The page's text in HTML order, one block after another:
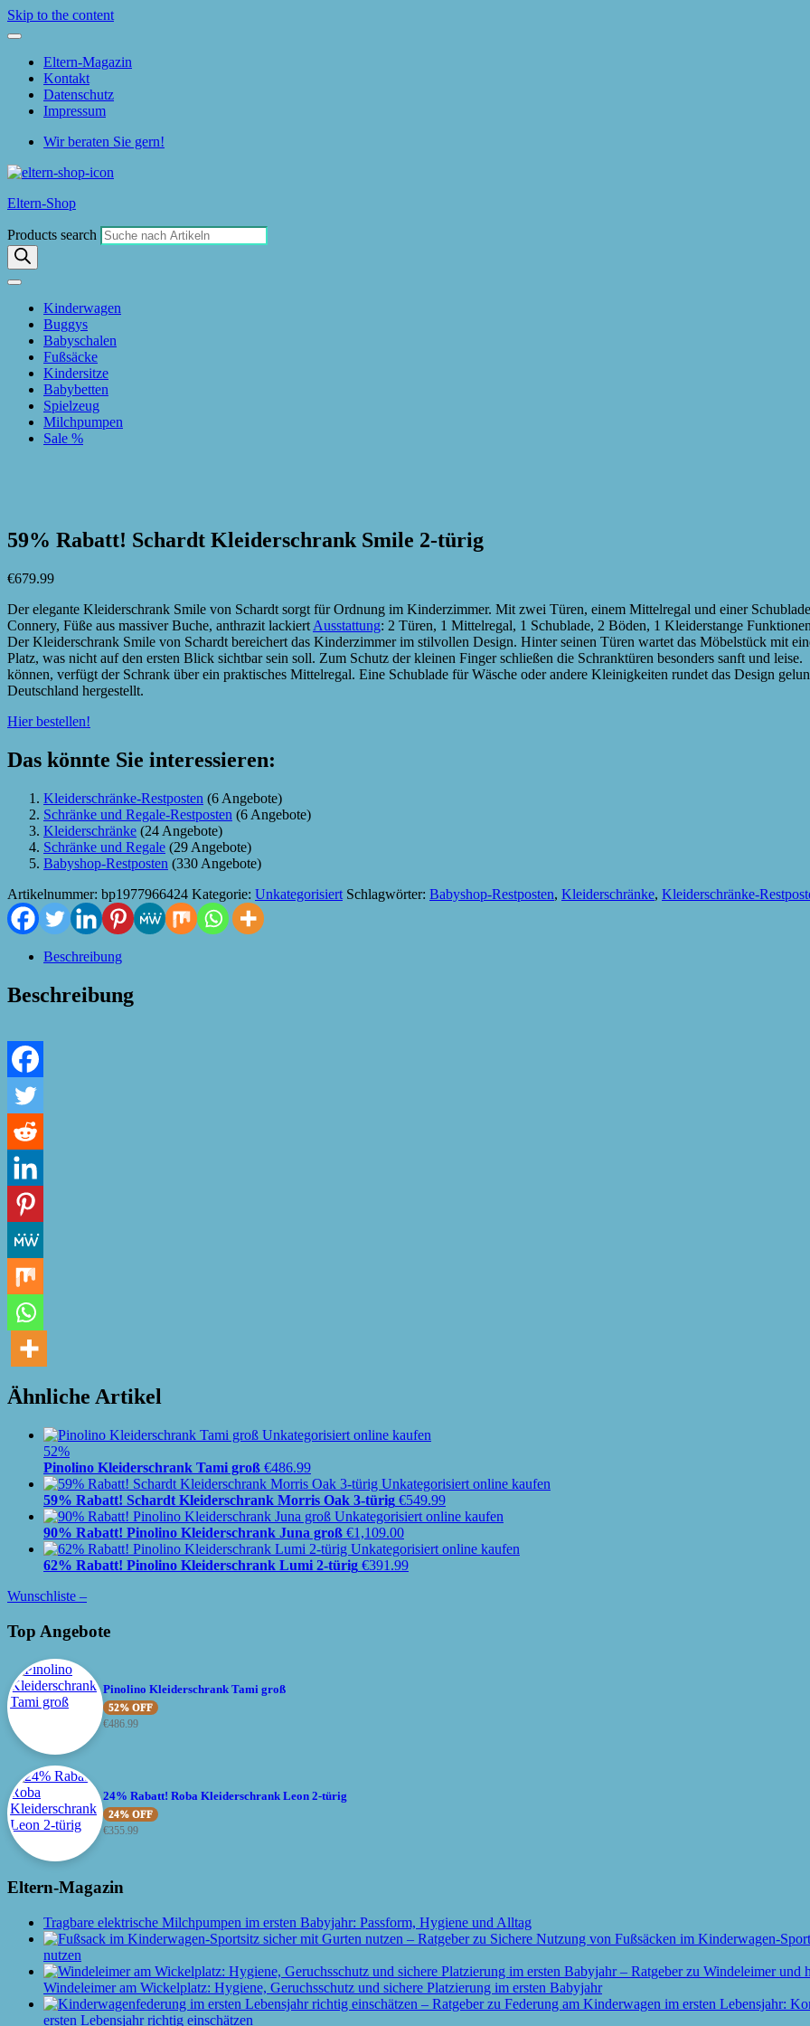
Skip to the content
Eltern-Magazin
Kontakt
Datenschutz
Impressum
Wir beraten Sie gern!
Eltern-Shop
Products search
Kinderwagen
Buggys
Babyschalen
Fußsäcke
Kindersitze
Babybetten
Spielzeug
Milchpumpen
Sale %
59% Rabatt! Schardt Kleiderschrank Smile 2-türig
€679.99
Der elegante Kleiderschrank Smile von Schardt sorgt für Ordnung im Kinderzimmer. Mit zwei Türen, einem Mittelregal und einer
Connery, Füße aus massiver Buche, anthrazit lackiert Ausstattung: 2 Türen, 1 Mittelregal, 1 Schublade, 2 Böden, 1 Kleiderstange
Der Kleiderschrank Smile von Schardt bereichert das Kinderzimmer im stilvollen Design. Hinter seinen Türen wartet das Möbelstück mit
Platz, was nicht auf den ersten Blick sichtbar sein soll. Zum Schutz der kleinen Finger schließen die Schranktüren besonders sanft und
können, verfügt der Schrank über ein praktisches Mittelregal. Eine Schublade für Wäsche oder andere Kleinigkeiten rundet das Design
Deutschland hergestellt.
Hier bestellen!
Das könnte Sie interessieren:
Kleiderschränke-Restposten (6 Angebote)
Schränke und Regale-Restposten (6 Angebote)
Kleiderschränke (24 Angebote)
Schränke und Regale (29 Angebote)
Babyshop-Restposten (330 Angebote)
Artikelnummer: bp1977966424 Kategorie: Unkategorisiert Schlagwörter: Babyshop-Restposten, Kleiderschränke, Kleiderschränke-
Beschreibung
Beschreibung
Ähnliche Artikel
52%
Pinolino Kleiderschrank Tami groß €486.99
59% Rabatt! Schardt Kleiderschrank Morris Oak 3-türig €549.99
90% Rabatt! Pinolino Kleiderschrank Juna groß €1,109.00
62% Rabatt! Pinolino Kleiderschrank Lumi 2-türig €391.99
Wunschliste –
Top Angebote
Pinolino Kleiderschrank Tami groß
52% OFF
€486.99
24% Rabatt! Roba Kleiderschrank Leon 2-türig
24% OFF
€355.99
Eltern-Magazin
Tragbare elektrische Milchpumpen im ersten Babyjahr: Passform, Hygiene und Alltag
nutzen
Windeleimer am Wickelplatz: Hygiene, Geruchsschutz und sichere Platzierung im ersten Babyjahr
ersten Lebensjahr richtig einschätzen